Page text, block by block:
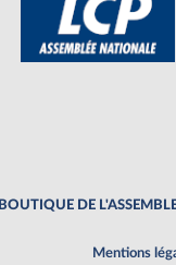
BOUTIQUE DE
Mentions